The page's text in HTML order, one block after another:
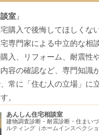
室 』
購入で後悔してほしくな
専門家による中立的な相
入、リフォーム、耐震性
容の確認など、専門知識
常に「住む人の立場」に
。
あんしん住宅相談室
建物調査診断・耐震診断・住まい
ルティング（ホームインスペクショ